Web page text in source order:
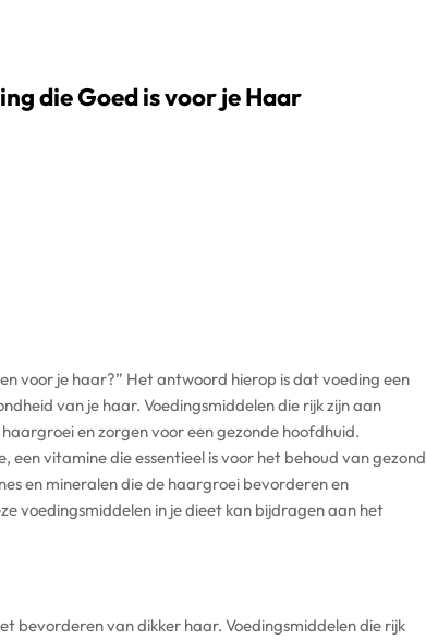
die Goed is voor je Haar
voor je haar?” Het antwoord hierop is dat voeding een
van je haar. Voedingsmiddelen die rijk zijn aan
en zorgen voor een gezonde hoofdhuid.
vitamine die essentieel is voor het behoud van gezond
en mineralen die de haargroei bevorderen en
voedingsmiddelen in je dieet kan bijdragen aan het
bevorderen van dikker haar. Voedingsmiddelen die rijk